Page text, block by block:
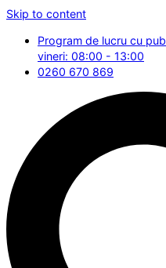
Skip to content
Program de lucru cu
vineri: 08:00 - 13:00
0260 670 869